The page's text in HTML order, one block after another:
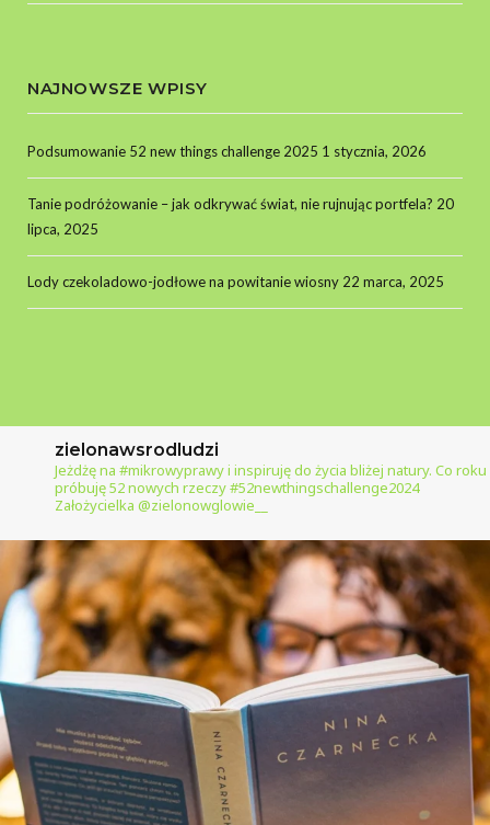
NAJNOWSZE WPISY
Podsumowanie 52 new things challenge 2025 1 stycznia, 2026
Tanie podróżowanie – jak odkrywać świat, nie rujnując portfela? 20
lipca, 2025
Lody czekoladowo-jodłowe na powitanie wiosny 22 marca, 2025
zielonawsrodludzi
Jeżdżę na #mikrowyprawy i inspiruję do życia bliżej natury. Co roku
próbuję 52 nowych rzeczy #52newthingschallenge2024
Założycielka @zielonowglowie__